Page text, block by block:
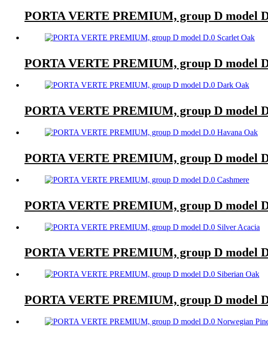
PORTA VERTE PREMIUM, group D model
PORTA VERTE PREMIUM, group D model
PORTA VERTE PREMIUM, group D model
PORTA VERTE PREMIUM, group D model
PORTA VERTE PREMIUM, group D model
PORTA VERTE PREMIUM, group D model
PORTA VERTE PREMIUM, group D model